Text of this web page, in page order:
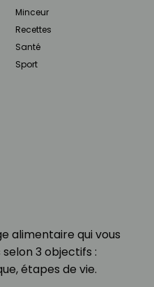
alimentaire qui vous
3 objectifs :
étapes de vie.
Minceur
Recettes
Santé
Sport